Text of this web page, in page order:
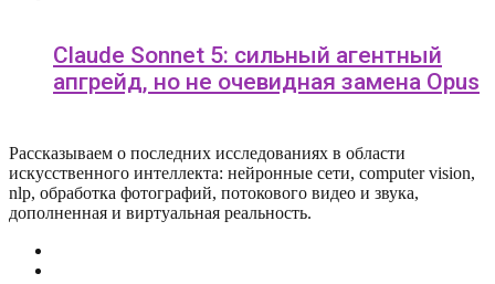
Claude Sonnet 5: сильный агентный
апгрейд, но не очевидная замена Opus
Рассказываем о последних исследованиях в области
искусcтвенного интеллекта: нейронные сети, computer vision,
nlp, обработка фотографий, потокового видео и звука,
дополненная и виртуальная реальность.